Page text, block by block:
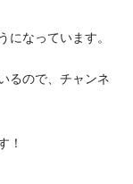
になっています。
るので、チャンネ
！